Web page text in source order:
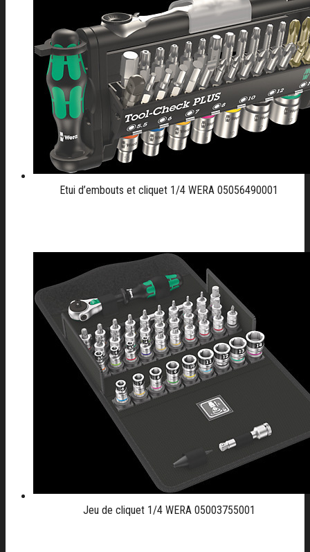
Etui d’embouts et cliquet 1/4 WERA 05056490001
Jeu de cliquet 1/4 WERA 05003755001